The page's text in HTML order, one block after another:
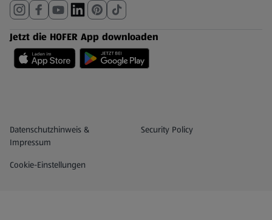
Jetzt die HOFER App downloaden
Datenschutz- und Richtlinienmenü
Datenschutzhinweis &
Impressum
Security Policy
(öffnet in einem neuen Tab)
Cookie-Einstellungen